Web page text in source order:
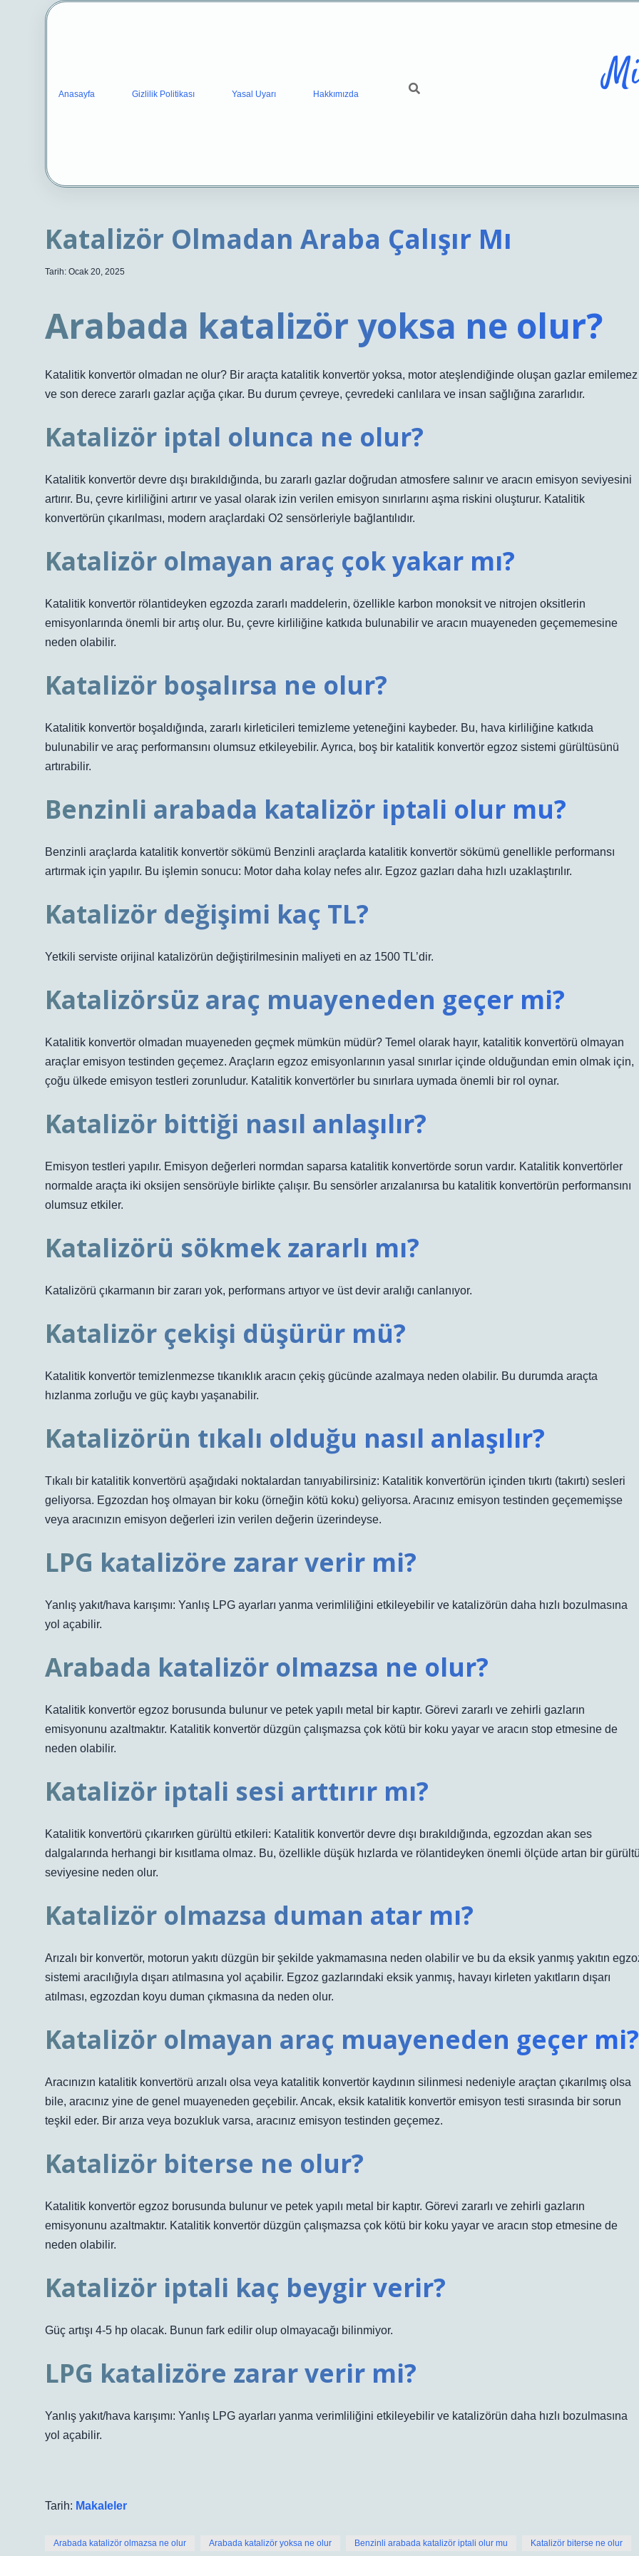
Anasayfa Gizlilik Politikası Yasal Uyarı Hakkımızda
Katalizör Olmadan Araba Çalışır Mı
Tarih: Ocak 20, 2025
Arabada katalizör yoksa ne olur?
Katalitik konvertör olmadan ne olur? Bir araçta katalitik konvertör yoksa, motor ateşlendiğinde oluşan gazlar emilemez
ve son derece zararlı gazlar açığa çıkar. Bu durum çevreye, çevredeki canlılara ve insan sağlığına zararlıdır.
Katalizör iptal olunca ne olur?
Katalitik konvertör devre dışı bırakıldığında, bu zararlı gazlar doğrudan atmosfere salınır ve aracın emisyon seviyesini
artırır. Bu, çevre kirliliğini artırır ve yasal olarak izin verilen emisyon sınırlarını aşma riskini oluşturur. Katalitik
konvertörün çıkarılması, modern araçlardaki O2 sensörleriyle bağlantılıdır.
Katalizör olmayan araç çok yakar mı?
Katalitik konvertör rölantideyken egzozda zararlı maddelerin, özellikle karbon monoksit ve nitrojen oksitlerin
emisyonlarında önemli bir artış olur. Bu, çevre kirliliğine katkıda bulunabilir ve aracın muayeneden geçememesine
neden olabilir.
Katalizör boşalırsa ne olur?
Katalitik konvertör boşaldığında, zararlı kirleticileri temizleme yeteneğini kaybeder. Bu, hava kirliliğine katkıda
bulunabilir ve araç performansını olumsuz etkileyebilir. Ayrıca, boş bir katalitik konvertör egzoz sistemi gürültüsünü
artırabilir.
Benzinli arabada katalizör iptali olur mu?
Benzinli araçlarda katalitik konvertör sökümü Benzinli araçlarda katalitik konvertör sökümü genellikle performansı
artırmak için yapılır. Bu işlemin sonucu: Motor daha kolay nefes alır. Egzoz gazları daha hızlı uzaklaştırılır.
Katalizör değişimi kaç TL?
Yetkili serviste orijinal katalizörün değiştirilmesinin maliyeti en az 1500 TL’dir.
Katalizörsüz araç muayeneden geçer mi?
Katalitik konvertör olmadan muayeneden geçmek mümkün müdür? Temel olarak hayır, katalitik konvertörü olmayan
araçlar emisyon testinden geçemez. Araçların egzoz emisyonlarının yasal sınırlar içinde olduğundan emin olmak için,
çoğu ülkede emisyon testleri zorunludur. Katalitik konvertörler bu sınırlara uymada önemli bir rol oynar.
Katalizör bittiği nasıl anlaşılır?
Emisyon testleri yapılır. Emisyon değerleri normdan saparsa katalitik konvertörde sorun vardır. Katalitik konvertörler
normalde araçta iki oksijen sensörüyle birlikte çalışır. Bu sensörler arızalanırsa bu katalitik konvertörün performansını
olumsuz etkiler.
Katalizörü sökmek zararlı mı?
Katalizörü çıkarmanın bir zararı yok, performans artıyor ve üst devir aralığı canlanıyor.
Katalizör çekişi düşürür mü?
Katalitik konvertör temizlenmezse tıkanıklık aracın çekiş gücünde azalmaya neden olabilir. Bu durumda araçta
hızlanma zorluğu ve güç kaybı yaşanabilir.
Katalizörün tıkalı olduğu nasıl anlaşılır?
Tıkalı bir katalitik konvertörü aşağıdaki noktalardan tanıyabilirsiniz: Katalitik konvertörün içinden tıkırtı (takırtı) sesleri
geliyorsa. Egzozdan hoş olmayan bir koku (örneğin kötü koku) geliyorsa. Aracınız emisyon testinden geçememişse
veya aracınızın emisyon değerleri izin verilen değerin üzerindeyse.
LPG katalizöre zarar verir mi?
Yanlış yakıt/hava karışımı: Yanlış LPG ayarları yanma verimliliğini etkileyebilir ve katalizörün daha hızlı bozulmasına
yol açabilir.
Arabada katalizör olmazsa ne olur?
Katalitik konvertör egzoz borusunda bulunur ve petek yapılı metal bir kaptır. Görevi zararlı ve zehirli gazların
emisyonunu azaltmaktır. Katalitik konvertör düzgün çalışmazsa çok kötü bir koku yayar ve aracın stop etmesine de
neden olabilir.
Katalizör iptali sesi arttırır mı?
Katalitik konvertörü çıkarırken gürültü etkileri: Katalitik konvertör devre dışı bırakıldığında, egzozdan akan ses
dalgalarında herhangi bir kısıtlama olmaz. Bu, özellikle düşük hızlarda ve rölantideyken önemli ölçüde artan bir
seviyesine neden olur.
Katalizör olmazsa duman atar mı?
Arızalı bir konvertör, motorun yakıtı düzgün bir şekilde yakmamasına neden olabilir ve bu da eksik yanmış yakıtın
sistemi aracılığıyla dışarı atılmasına yol açabilir. Egzoz gazlarındaki eksik yanmış, havayı kirleten yakıtların dışarı
atılması, egzozdan koyu duman çıkmasına da neden olur.
Katalizör olmayan araç muayeneden geçer mi?
Aracınızın katalitik konvertörü arızalı olsa veya katalitik konvertör kaydının silinmesi nedeniyle araçtan çıkarılmış olsa
bile, aracınız yine de genel muayeneden geçebilir. Ancak, eksik katalitik konvertör emisyon testi sırasında bir sorun
teşkil eder. Bir arıza veya bozukluk varsa, aracınız emisyon testinden geçemez.
Katalizör biterse ne olur?
Katalitik konvertör egzoz borusunda bulunur ve petek yapılı metal bir kaptır. Görevi zararlı ve zehirli gazların
emisyonunu azaltmaktır. Katalitik konvertör düzgün çalışmazsa çok kötü bir koku yayar ve aracın stop etmesine de
neden olabilir.
Katalizör iptali kaç beygir verir?
Güç artışı 4-5 hp olacak. Bunun fark edilir olup olmayacağı bilinmiyor.
LPG katalizöre zarar verir mi?
Yanlış yakıt/hava karışımı: Yanlış LPG ayarları yanma verimliliğini etkileyebilir ve katalizörün daha hızlı bozulmasına
yol açabilir.
Tarih: Makaleler
Arabada katalizör olmazsa ne olur Arabada katalizör yoksa ne olur Benzinli arabada katalizör iptali olur mu Katalizör biterse ne olur